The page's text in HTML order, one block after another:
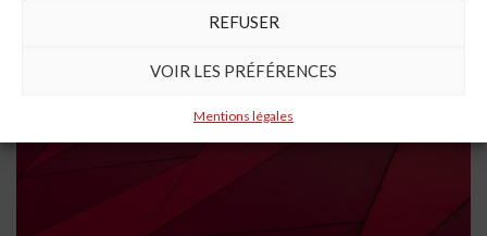
REFUSER
VOIR LES PRÉFÉRENCES
Mentions légales
Saint-Aubin-Montenoy